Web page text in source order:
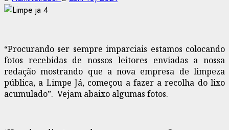
“Procurando ser sempre imparciais estamos colocando
fotos recebidas de nossos leitores enviadas a nossa
redação mostrando que a nova empresa de limpeza
pública, a Limpe Já, começou a fazer a recolha do lixo
acumulado”. Vejam abaixo algumas fotos.